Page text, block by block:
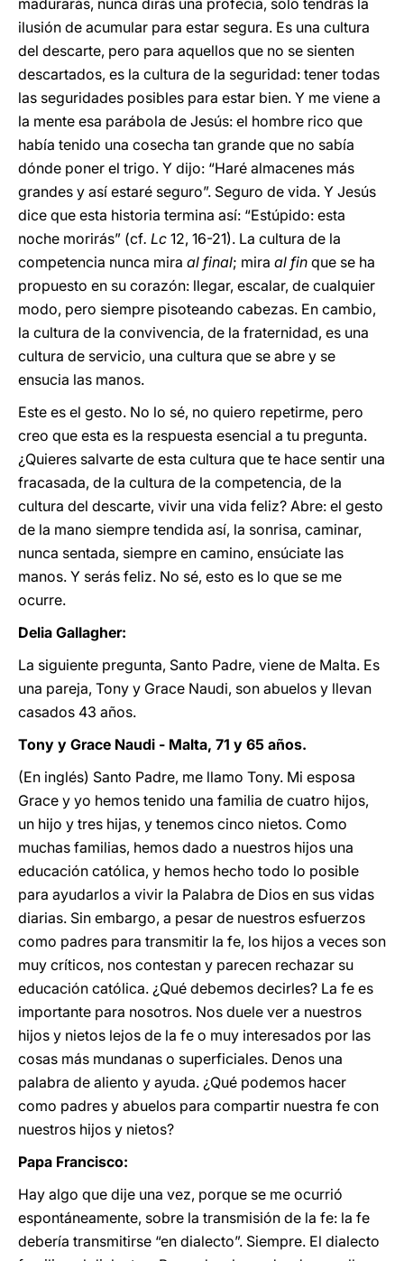
madurarás, nunca dirás una profecía, solo tendrás la
ilusión de acumular para estar segura. Es una cultura
del descarte, pero para aquellos que no se sienten
descartados, es la cultura de la seguridad: tener todas
las seguridades posibles para estar bien. Y me viene a
la mente esa parábola de Jesús: el hombre rico que
había tenido una cosecha tan grande que no sabía
dónde poner el trigo. Y dijo: “Haré almacenes más
grandes y así estaré seguro”. Seguro de vida. Y Jesús
dice que esta historia termina así: “Estúpido: esta
noche morirás” (cf. Lc 12, 16-21). La cultura de la
competencia nunca mira al final; mira al fin que se ha
propuesto en su corazón: llegar, escalar, de cualquier
modo, pero siempre pisoteando cabezas. En cambio,
la cultura de la convivencia, de la fraternidad, es una
cultura de servicio, una cultura que se abre y se
ensucia las manos.
Este es el gesto. No lo sé, no quiero repetirme, pero
creo que esta es la respuesta esencial a tu pregunta.
¿Quieres salvarte de esta cultura que te hace sentir una
fracasada, de la cultura de la competencia, de la
cultura del descarte, vivir una vida feliz? Abre: el gesto
de la mano siempre tendida así, la sonrisa, caminar,
nunca sentada, siempre en camino, ensúciate las
manos. Y serás feliz. No sé, esto es lo que se me
ocurre.
Delia Gallagher:
La siguiente pregunta, Santo Padre, viene de Malta. Es
una pareja, Tony y Grace Naudi, son abuelos y llevan
casados 43 años.
Tony y Grace Naudi - Malta, 71 y 65 años.
(En inglés) Santo Padre, me llamo Tony. Mi esposa
Grace y yo hemos tenido una familia de cuatro hijos,
un hijo y tres hijas, y tenemos cinco nietos. Como
muchas familias, hemos dado a nuestros hijos una
educación católica, y hemos hecho todo lo posible
para ayudarlos a vivir la Palabra de Dios en sus vidas
diarias. Sin embargo, a pesar de nuestros esfuerzos
como padres para transmitir la fe, los hijos a veces son
muy críticos, nos contestan y parecen rechazar su
educación católica. ¿Qué debemos decirles? La fe es
importante para nosotros. Nos duele ver a nuestros
hijos y nietos lejos de la fe o muy interesados por las
cosas más mundanas o superficiales. Denos una
palabra de aliento y ayuda. ¿Qué podemos hacer
como padres y abuelos para compartir nuestra fe con
nuestros hijos y nietos?
Papa Francisco:
Hay algo que dije una vez, porque se me ocurrió
espontáneamente, sobre la transmisión de la fe: la fe
debería transmitirse “en dialecto”. Siempre. El dialecto